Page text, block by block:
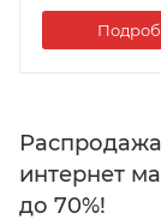
интернет
до 70%!